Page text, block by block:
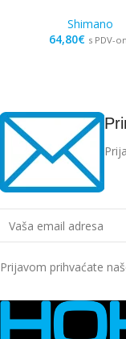
Shimano
64,80€ s PDV-
Prijavom prihvaćate